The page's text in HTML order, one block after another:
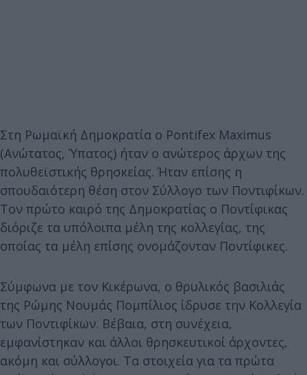
Στη Ρωμαϊκή Δημοκρατία ο Pontifex Maximus
(Ανώτατος, Ύπατος) ήταν ο ανώτερος άρχων της
πολυθεϊστικής θρησκείας. Ήταν επίσης η
σπουδαιότερη θέση στον Σύλλογο των Ποντιφίκων.
Τον πρώτο καιρό της Δημοκρατίας ο Ποντίφικας
διόριζε τα υπόλοιπα μέλη της κολλεγίας, της
οποίας τα μέλη επίσης ονομάζονταν Ποντίφικες.
Σύμφωνα με τον Κικέρωνα, ο θρυλικός βασιλιάς
της Ρώμης Νουμάς Πομπίλιος ίδρυσε την Κολλεγία
των Ποντιφίκων. Βέβαια, στη συνέχεια,
εμφανίστηκαν και άλλοι θρησκευτικοί άρχοντες,
ακόμη και σύλλογοι. Τα στοιχεία για τα πρώτα